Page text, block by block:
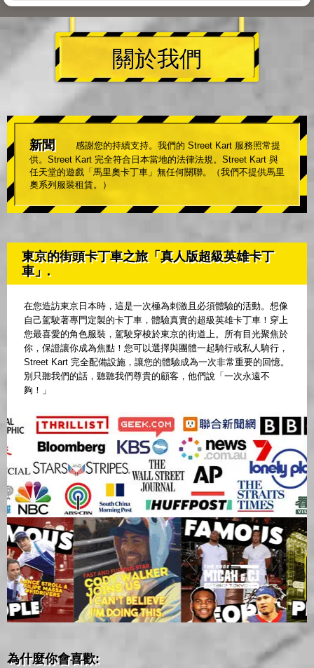
關於我們
新聞
感謝您的持續支持。我們的 Street Kart 服務照常提
供。Street Kart 完全符合日本當地的法律法規。Street Kart 與
任天堂的遊戲「馬里奧卡丁車」無任何關聯。（我們不提供馬里
奧系列服裝租賃。）
東京的街頭卡丁車之旅「真人版超級英雄卡丁
車」.
在您造訪東京日本時，這是一次極為刺激且必須體驗的活動。想像
自己駕駛著專門定製的卡丁車，體驗真實的超級英雄卡丁車！穿上
您最喜愛的角色服裝，駕駛穿梭於東京的街道上。所有目光聚焦於
你，保證讓你成為焦點！您可以選擇與團體一起騎行或私人騎行，
Street Kart 完全配備設施，讓您的體驗成為一次非常重要的回憶。
別只聽我們的話，聽聽我們尊貴的顧客，他們說「一次永遠不
夠！」
為什麼你會喜歡: